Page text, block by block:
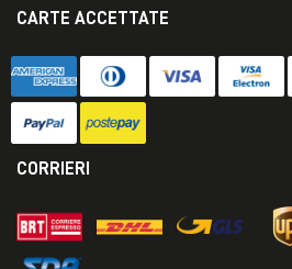
CARTE ACCETTATE
CORRIERI